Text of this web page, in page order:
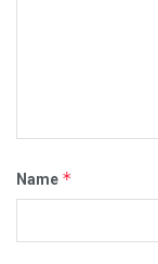
Name *